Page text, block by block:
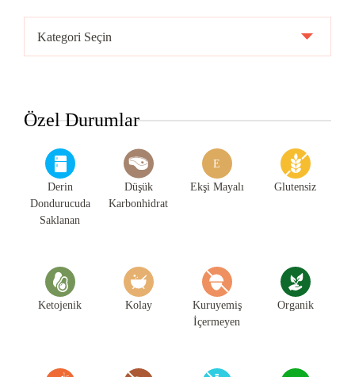
Kategorileri
Özel Durumlar
Derin
Dondurucuda
Saklanan
Düşük
Karbonhidrat
E
Ekşi Mayalı Glutensiz
Ketojenik Kolay
Kuruyemiş
İçermeyen
Organik